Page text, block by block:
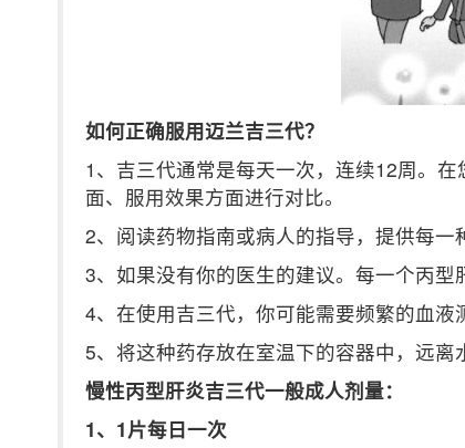
如何正确服用迈兰吉三代？
1、吉三代通常是每天一次，连续12周。
面、服用效果方面进行对比。
2、阅读药物指南或病人的指导，提供每
3、如果没有你的医生的建议。每一个丙型
4、在使用吉三代，你可能需要频繁的血液
5、将这种药存放在室温下的容器中，远离
慢性丙型肝炎吉三代一般成人剂量：
1、1片每日一次